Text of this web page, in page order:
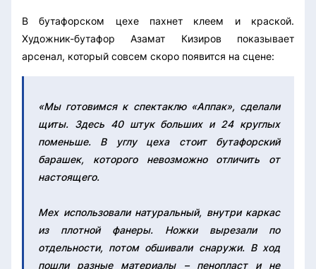
В бутафорском цехе пахнет клеем и краской.
Художник-бутафор Азамат Кизиров показывает
арсенал, который совсем скоро появится на сцене:
«Мы готовимся к спектаклю «Аппак», сделали
щиты. Здесь 40 штук больших и 24 круглых
поменьше. В углу цеха стоит бутафорский
барашек, которого невозможно отличить от
настоящего.
Мех использовали натуральный, внутри каркас
из плотной фанеры. Ножки вырезали по
отдельности, потом обшивали снаружи. В ход
пошли разные материалы – пенопласт и не